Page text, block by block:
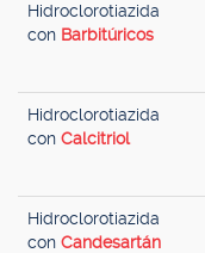
Hidroclorotiazida
con Barbitúricos
Hidroclorotiazida
con Calcitriol
Hidroclorotiazida
con Candesartán